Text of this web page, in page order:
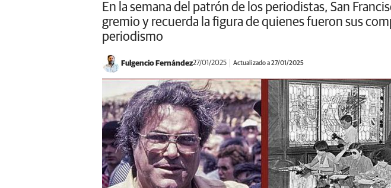
En la semana del patrón de los periodistas, San
gremio y recuerda la figura de quienes fueron sus
periodismo
Fulgencio Fernández27/01/2025 Actualizado a 27/01/2025